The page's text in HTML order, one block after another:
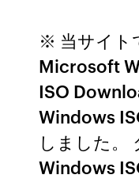
※ 当サイト
Microsoft
ISO
Windows
しました。
Windows